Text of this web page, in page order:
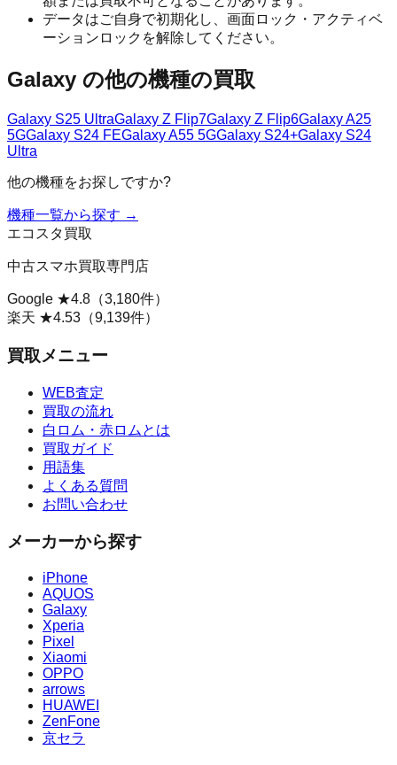
データはご自身で初期化し、画面ロック・アクティベ
ーションロックを解除してください。
Galaxy の他の機種の買取
Galaxy S25 UltraGalaxy Z Flip7Galaxy Z Flip6Galaxy A25
5GGalaxy S24 FEGalaxy A55 5GGalaxy S24+Galaxy S24
Ultra
他の機種をお探しですか?
機種一覧から探す →
エコスタ買取
中古スマホ買取専門店
Google ★4.8 （3,180件）
楽天 ★4.53 （9,139件）
買取メニュー
WEB査定
買取の流れ
白ロム・赤ロムとは
買取ガイド
用語集
よくある質問
お問い合わせ
メーカーから探す
iPhone
AQUOS
Galaxy
Xperia
Pixel
Xiaomi
OPPO
arrows
HUAWEI
ZenFone
京セラ